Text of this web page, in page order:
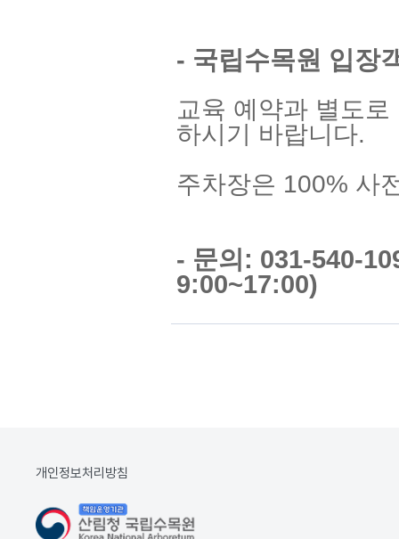
- 국립수목원 입장
교육 예약과 별도
하시기 바랍니다.
주차장은 100% 사
- 문의: 031-540-
9:00~17:00)
개인정보처리방침